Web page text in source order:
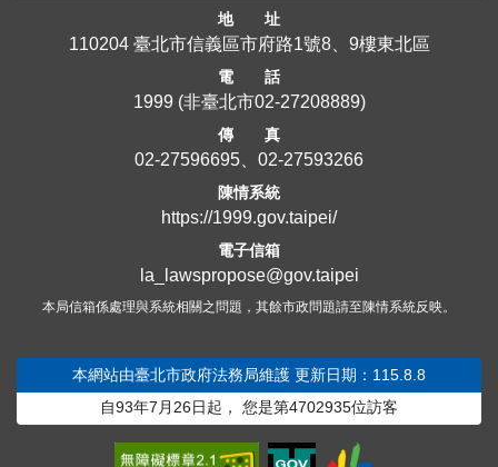
地 址
110204 臺北市信義區市府路1號8、9樓東北區
電 話
1999 (非臺北市02-27208889)
傳 真
02-27596695、02-27593266
陳情系統
https://1999.gov.taipei/
電子信箱
la_lawspropose@gov.taipei
本局信箱係處理與系統相關之問題，其餘市政問題請至陳情系統反映。
本網站由臺北市政府法務局維護 更新日期：115.8.8
自93年7月26日起， 您是第4702935位訪客